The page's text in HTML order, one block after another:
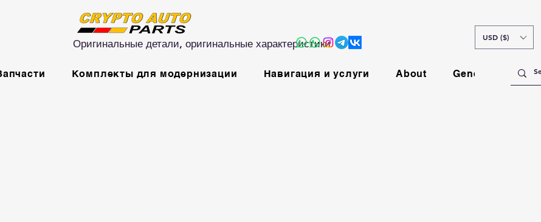
Оригинальные детали, оригинальные характеристики
Комплекты для модернизации Навигация и услуги About General
USD ($)